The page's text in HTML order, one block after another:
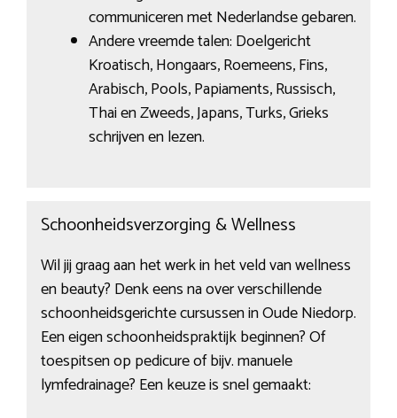
communiceren met Nederlandse gebaren.
Andere vreemde talen: Doelgericht
Kroatisch, Hongaars, Roemeens, Fins,
Arabisch, Pools, Papiaments, Russisch,
Thai en Zweeds, Japans, Turks, Grieks
schrijven en lezen.
Schoonheidsverzorging & Wellness
Wil jij graag aan het werk in het veld van wellness
en beauty? Denk eens na over verschillende
schoonheidsgerichte cursussen in Oude Niedorp.
Een eigen schoonheidspraktijk beginnen? Of
toespitsen op pedicure of bijv. manuele
lymfedrainage? Een keuze is snel gemaakt: